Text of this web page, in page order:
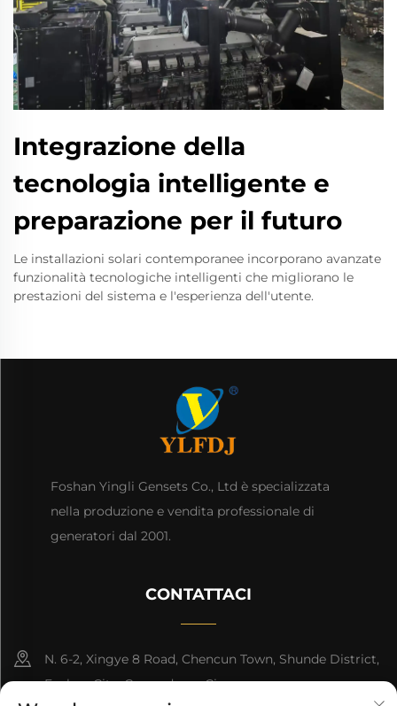
Integrazione della
tecnologia intelligente e
preparazione per il futuro
Le installazioni solari contemporanee incorporano avanzate
funzionalità tecnologiche intelligenti che migliorano le
prestazioni del sistema e l'esperienza dell'utente.
Foshan Yingli Gensets Co., Ltd è specializzata
nella produzione e vendita professionale di
generatori dal 2001.
CONTATTACI
N. 6-2, Xingye 8 Road, Chencun Town, Shunde District,
Foshan City, Guangdong, Cina.